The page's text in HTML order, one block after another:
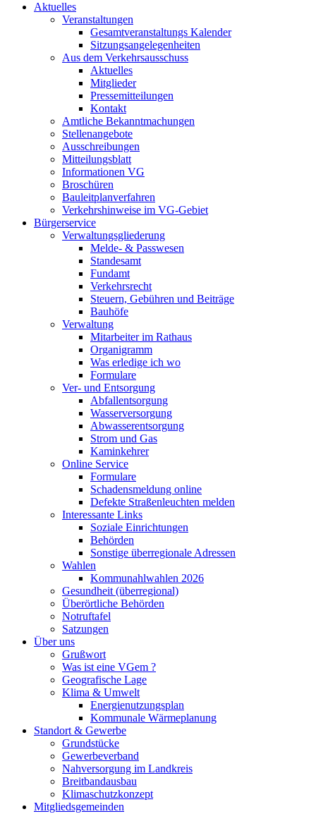
Aktuelles
Veranstaltungen
Gesamtveranstaltungs Kalender
Sitzungsangelegenheiten
Aus dem Verkehrsausschuss
Aktuelles
Mitglieder
Pressemitteilungen
Kontakt
Amtliche Bekanntmachungen
Stellenangebote
Ausschreibungen
Mitteilungsblatt
Informationen VG
Broschüren
Bauleitplanverfahren
Verkehrshinweise im VG-Gebiet
Bürgerservice
Verwaltungsgliederung
Melde- & Passwesen
Standesamt
Fundamt
Verkehrsrecht
Steuern, Gebühren und Beiträge
Bauhöfe
Verwaltung
Mitarbeiter im Rathaus
Organigramm
Was erledige ich wo
Formulare
Ver- und Entsorgung
Abfallentsorgung
Wasserversorgung
Abwasserentsorgung
Strom und Gas
Kaminkehrer
Online Service
Formulare
Schadensmeldung online
Defekte Straßenleuchten melden
Interessante Links
Soziale Einrichtungen
Behörden
Sonstige überregionale Adressen
Wahlen
Kommunahlwahlen 2026
Gesundheit (überregional)
Überörtliche Behörden
Notruftafel
Satzungen
Über uns
Grußwort
Was ist eine VGem ?
Geografische Lage
Klima & Umwelt
Energienutzungsplan
Kommunale Wärmeplanung
Standort & Gewerbe
Grundstücke
Gewerbeverband
Nahversorgung im Landkreis
Breitbandausbau
Klimaschutzkonzept
Mitgliedsgemeinden